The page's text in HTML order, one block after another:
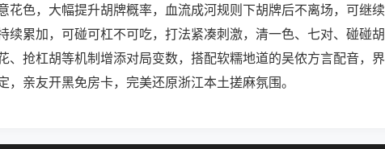
花色，大幅提升胡牌概率，血流成河规则下胡牌后不离场，可继续
续累加，可碰可杠不可吃，打法紧凑刺激，清一色、七对、碰碰胡
、抢杠胡等机制增添对局变数，搭配软糯地道的吴侬方言配音，界
，亲友开黑免房卡，完美还原浙江本土搓麻氛围。